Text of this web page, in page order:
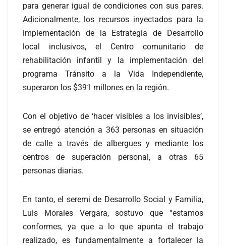
para generar igual de condiciones con sus pares.
Adicionalmente, los recursos inyectados para la
implementación de la Estrategia de Desarrollo
local inclusivos, el Centro comunitario de
rehabilitación infantil y la implementación del
programa Tránsito a la Vida Independiente,
superaron los $391 millones en la región.
Con el objetivo de ‘hacer visibles a los invisibles’,
se entregó atención a 363 personas en situación
de calle a través de albergues y mediante los
centros de superación personal, a otras 65
personas diarias.
En tanto, el seremi de Desarrollo Social y Familia,
Luis Morales Vergara, sostuvo que “estamos
conformes, ya que a lo que apunta el trabajo
realizado, es fundamentalmente a fortalecer la